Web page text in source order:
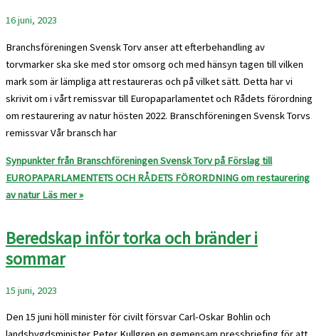
16 juni, 2023
Branchsföreningen Svensk Torv anser att efterbehandling av
torvmarker ska ske med stor omsorg och med hänsyn tagen till vilken
mark som är lämpliga att restaureras och på vilket sätt. Detta har vi
skrivit om i vårt remissvar till Europaparlamentet och Rådets förordning
om restaurering av natur hösten 2022. Branschföreningen Svensk Torvs
remissvar Vår bransch har
Synpunkter från Branschföreningen Svensk Torv på Förslag till
EUROPAPARLAMENTETS OCH RÅDETS FÖRORDNING om restaurering
av naturLäs mer »
Beredskap inför torka och bränder i
sommar
15 juni, 2023
Den 15 juni höll minister för civilt försvar Carl-Oskar Bohlin och